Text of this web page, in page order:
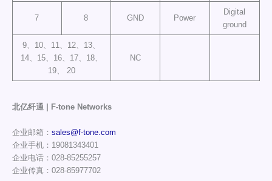
7 8 GND Power
Digital
ground
9、10、11、12、13、
14、15、16、17、18、
19、 20
NC
北亿纤通 | F-tone Networks
企业邮箱： sales@f-tone.com
企业手机：19081343401
企业电话：028-85255257
企业传真：028-85977702